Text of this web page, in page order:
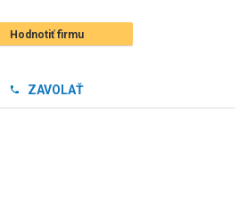
Hodnotiť firmu
ZAVOLAŤ